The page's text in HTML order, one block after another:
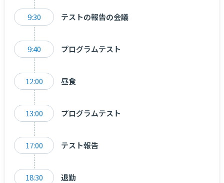
9:30 テストの報告の会議
9:40 プログラムテスト
12:00 昼食
13:00 プログラムテスト
17:00 テスト報告
18:30 退勤